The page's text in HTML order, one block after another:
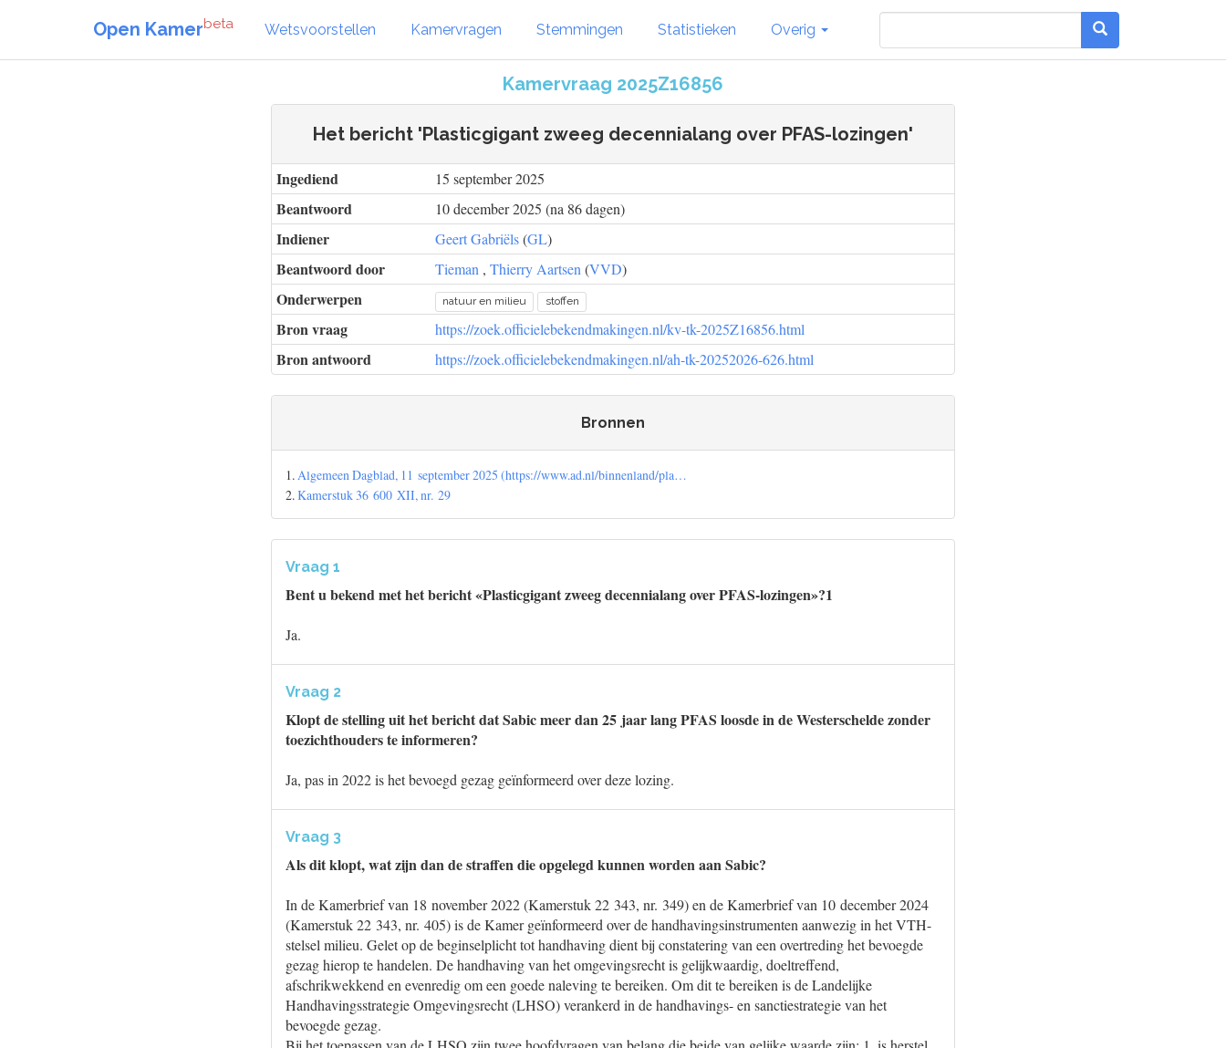
Open Kamerbeta Wetsvoorstellen Kamervragen Stemmingen Statistieken Overig
Kamervraag 2025Z16856
Het bericht 'Plasticgigant zweeg decennialang over PFAS-lozingen'
Ingediend 15 september 2025
Beantwoord 10 december 2025 (na 86 dagen)
Indiener Geert Gabriëls(GL)
Beantwoord door Tieman , Thierry Aartsen (VVD)
Onderwerpen natuur en milieu stoffen
Bron vraag https://zoek.officielebekendmakingen.nl/kv-tk-2025Z16856.html
Bron antwoord https://zoek.officielebekendmakingen.nl/ah-tk-20252026-626.html
Bronnen
1.Algemeen Dagblad, 11 september 2025 (https://www.ad.nl/binnenland/pla…
2.Kamerstuk 36 600 XII, nr. 29
Vraag 1
Bent u bekend met het bericht «Plasticgigant zweeg decennialang over PFAS-lozingen»?1
Ja.
Vraag 2
Klopt de stelling uit het bericht dat Sabic meer dan 25 jaar lang PFAS loosde in de Westerschelde zonder
toezichthouders te informeren?
Ja, pas in 2022 is het bevoegd gezag geïnformeerd over deze lozing.
Vraag 3
Als dit klopt, wat zijn dan de straffen die opgelegd kunnen worden aan Sabic?
In de Kamerbrief van 18 november 2022 (Kamerstuk 22 343, nr. 349) en de Kamerbrief van 10 december 2024
(Kamerstuk 22 343, nr. 405) is de Kamer geïnformeerd over de handhavingsinstrumenten aanwezig in het VTH-
stelsel milieu. Gelet op de beginselplicht tot handhaving dient bij constatering van een overtreding het bevoegde
gezag hierop te handelen. De handhaving van het omgevingsrecht is gelijkwaardig, doeltreffend,
afschrikwekkend en evenredig om een goede naleving te bereiken. Om dit te bereiken is de Landelijke
Handhavingsstrategie Omgevingsrecht (LHSO) verankerd in de handhavings- en sanctiestrategie van het
bevoegde gezag.